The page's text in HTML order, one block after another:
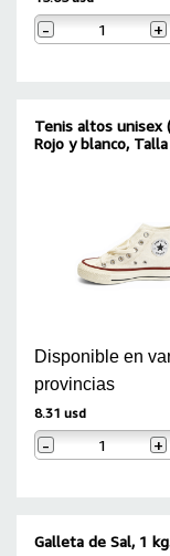
- +
Tenis altos unisex
Rojo y blanco,
Disponible en
provincias
8.31 usd
- +
Galleta de Sal, 1